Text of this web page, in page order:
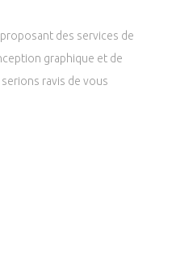
des services de
graphique et de
ravis de vous